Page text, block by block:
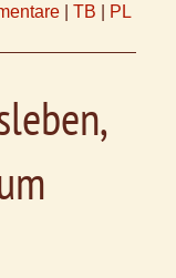
TB PL